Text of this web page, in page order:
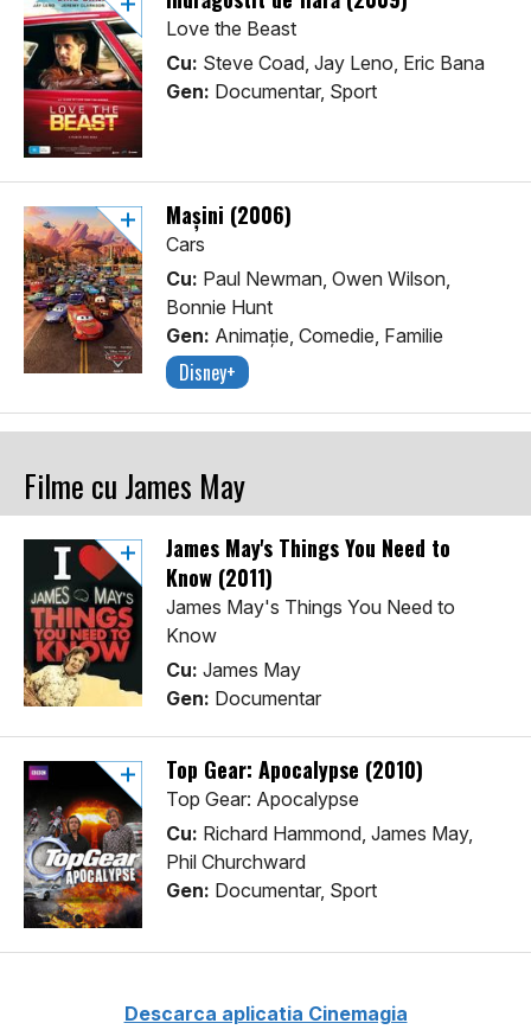
Love the Beast
Cu: Steve Coad, Jay Leno, Eric Bana
Gen: Documentar, Sport
Mașini (2006)
Cars
Cu: Paul Newman, Owen Wilson,
Bonnie Hunt
Gen: Animaţie, Comedie, Familie
Disney+
Filme cu James May
James May's Things You Need to
Know (2011)
James May's Things You Need to
Know
Cu: James May
Gen: Documentar
Top Gear: Apocalypse (2010)
Top Gear: Apocalypse
Cu: Richard Hammond, James May,
Phil Churchward
Gen: Documentar, Sport
Descarca aplicatia Cinemagia